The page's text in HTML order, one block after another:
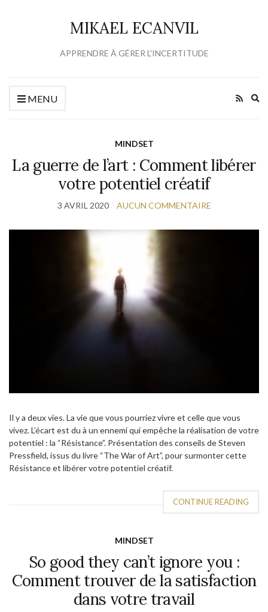
MIKAEL ECANVIL
APPRENDRE À GÉRER L'INCERTITUDE
MENU
MINDSET
La guerre de l’art : Comment libérer
votre potentiel créatif
3 AVRIL 2020 AUCUN COMMENTAIRE
Il y a deux vies. La vie que vous pourriez vivre et celle que vous
vivez. L’écart est du à un ennemi qui empêche la réalisation de votre
potentiel : la “Résistance”. Présentation des conseils de Steven
Pressfield, issus du livre “The War of Art”, pour surmonter cette
Résistance et libérer votre potentiel créatif.
CONTINUE READING
MINDSET
So good they can’t ignore you :
Comment trouver de la satisfaction
dans votre travail